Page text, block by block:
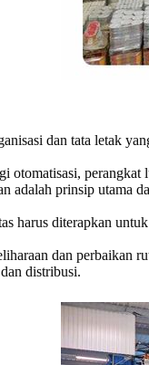
dan tata letak
otomatisasi,
adalah prinsip utama
harus diterapkan
dan perbaikan
distribusi.